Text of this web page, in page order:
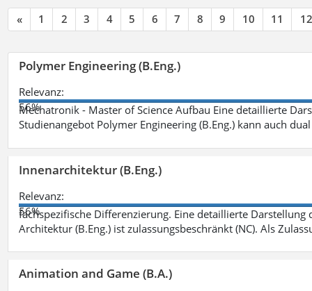
« 1 2 3 4 5 6 7 8 9 10 11 12
Polymer Engineering (B.Eng.)
Relevanz:
56%
Mechatronik - Master of Science Aufbau Eine detaillierte
Studienangebot Polymer Engineering (B.Eng.) kann auch
Innenarchitektur (B.Eng.)
Relevanz:
56%
fachspezifische Differenzierung. Eine detaillierte
Architektur (B.Eng.) ist zulassungsbeschränkt (NC). Als
Animation and Game (B.A.)